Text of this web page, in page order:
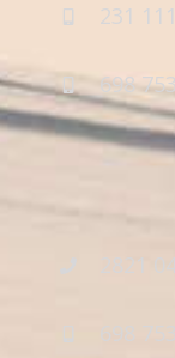
231
698
2821